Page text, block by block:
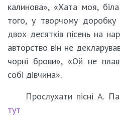
калинова», «Хата моя,
того, у творчому
двох десятків пісень на
авторство він не
чорні брови», «Ой не
собі дівчина».
Прослухати пісні А.
тут